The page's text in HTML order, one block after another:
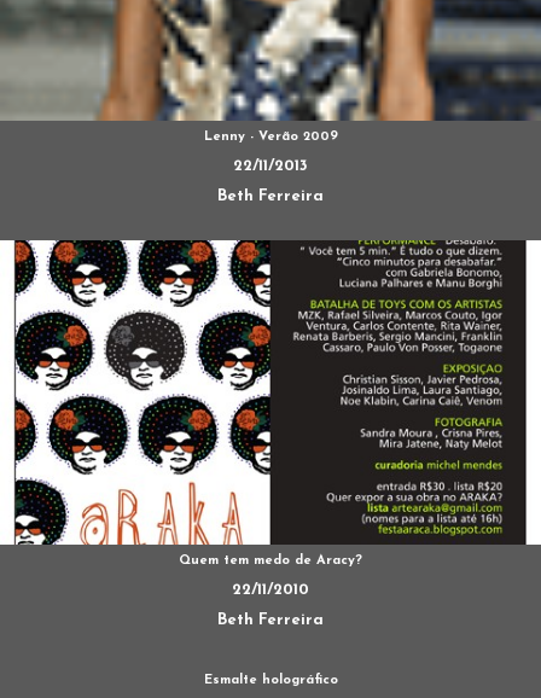
Lenny - Verão 2009
22/11/2013
Beth Ferreira
Quem tem medo de Aracy?
22/11/2010
Beth Ferreira
Esmalte holográfico